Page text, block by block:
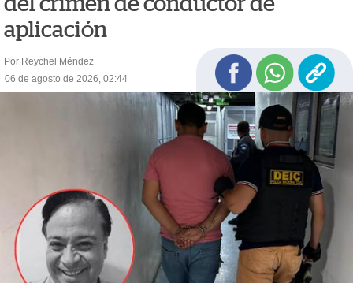
aplicación
Por Reychel Méndez
06 de agosto de 2026, 02:44